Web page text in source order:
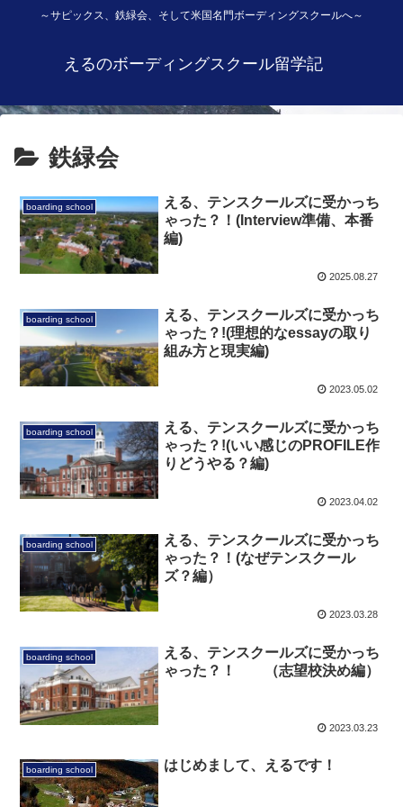
～サピックス、鉄緑会、そして米国名門ボーディングスクールへ～
えるのボーディングスクール留学記
鉄緑会
boarding school
える、テンスクールズに受かっち
ゃった？！(Interview準備、本番
編)
2025.08.27
boarding school
える、テンスクールズに受かっち
ゃった？!(理想的なessayの取り
組み方と現実編)
2023.05.02
boarding school
える、テンスクールズに受かっち
ゃった？!(いい感じのPROFILE作
りどうやる？編)
2023.04.02
boarding school
える、テンスクールズに受かっち
ゃった？！(なぜテンスクール
ズ？編）
2023.03.28
boarding school
える、テンスクールズに受かっち
ゃった？！ （志望校決め編）
2023.03.23
boarding school はじめまして、えるです！